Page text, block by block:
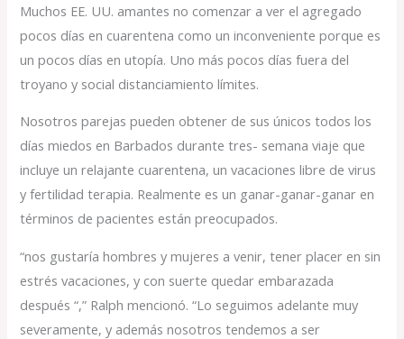
Muchos EE. UU. amantes no comenzar a ver el agregado
pocos días en cuarentena como un inconveniente porque es
un pocos días en utopía. Uno más pocos días fuera del
troyano y social distanciamiento límites.
Nosotros parejas pueden obtener de sus únicos todos los
días miedos en Barbados durante tres- semana viaje que
incluye un relajante cuarentena, un vacaciones libre de virus
y fertilidad terapia. Realmente es un ganar-ganar-ganar en
términos de pacientes están preocupados.
“nos gustaría hombres y mujeres a venir, tener placer en sin
estrés vacaciones, y con suerte quedar embarazada
después “,” Ralph mencionó. “Lo seguimos adelante muy
severamente, y además nosotros tendemos a ser